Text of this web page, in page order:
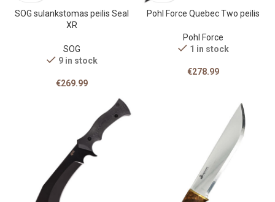
SOG sulankstomas peilis Seal
XR
SOG
9 in stock
€269.99
Pohl Force Quebec Two peilis
Pohl Force
1 in stock
€278.99